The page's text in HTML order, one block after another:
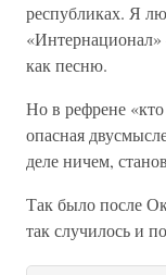
республиках. Я
как песню.
Но в рефрене
опасная
деле ничем,
Так было после
так случилось и